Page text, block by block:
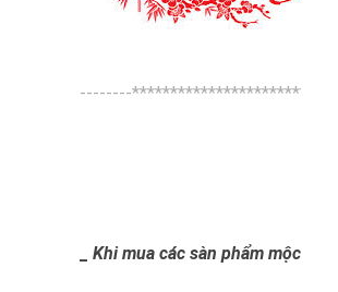
--------
Khi mua các sàn phẩm mộc